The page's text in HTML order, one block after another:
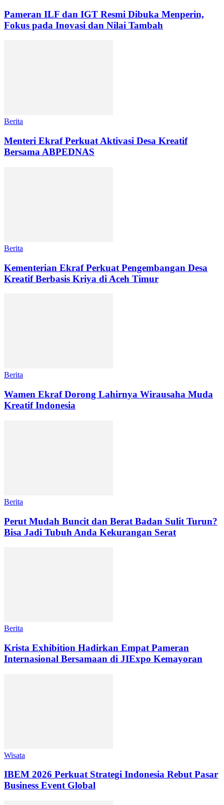
Pameran ILF dan IGT Resmi Dibuka Menperin,
Fokus pada Inovasi dan Nilai Tambah
Berita
Menteri Ekraf Perkuat Aktivasi Desa Kreatif
Bersama ABPEDNAS
Berita
Kementerian Ekraf Perkuat Pengembangan Desa
Kreatif Berbasis Kriya di Aceh Timur
Berita
Wamen Ekraf Dorong Lahirnya Wirausaha Muda
Kreatif Indonesia
Berita
Perut Mudah Buncit dan Berat Badan Sulit Turun?
Bisa Jadi Tubuh Anda Kekurangan Serat
Berita
Krista Exhibition Hadirkan Empat Pameran
Internasional Bersamaan di JIExpo Kemayoran
Wisata
IBEM 2026 Perkuat Strategi Indonesia Rebut Pasar
Business Event Global